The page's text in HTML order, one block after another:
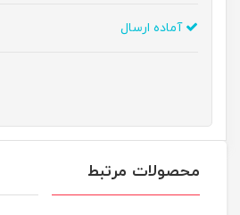
آماده ارسال
محصولات مرتبط